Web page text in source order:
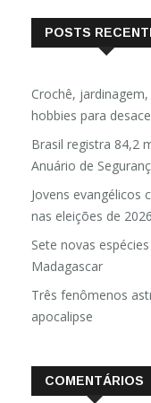
POSTS
Crochê,
hobbies para
Brasil registra 84,2
Anuário de
Jovens evangélicos
nas eleições de 2026
Sete novas
Madagascar
Três fenômenos
apocalipse
COMENTÁRIOS